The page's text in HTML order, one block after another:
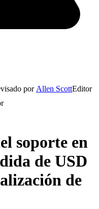
por Allen ScottEditor
soporte en
de USD
de